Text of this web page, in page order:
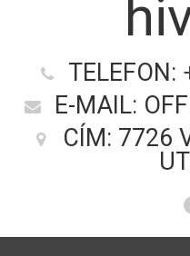
TELEFON:
E-MAIL:
CÍM: 7726